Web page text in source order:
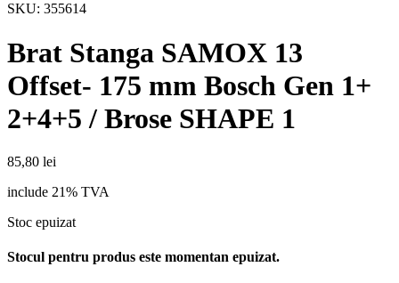
SKU: 355614
Brat Stanga SAMOX 13
Offset- 175 mm Bosch Gen 1+
2+4+5 / Brose SHAPE 1
85,80 lei
include 21% TVA
Stoc epuizat
Stocul pentru produs este momentan epuizat.